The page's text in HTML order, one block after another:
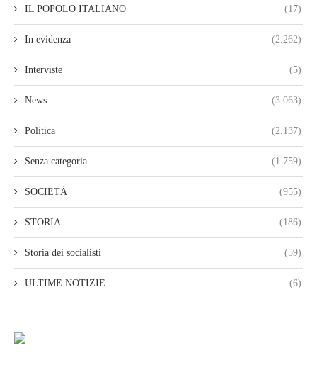
IL POPOLO ITALIANO (17)
In evidenza (2.262)
Interviste (5)
News (3.063)
Politica (2.137)
Senza categoria (1.759)
SOCIETÀ (955)
STORIA (186)
Storia dei socialisti (59)
ULTIME NOTIZIE (6)